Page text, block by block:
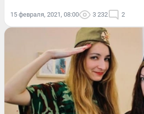
15 февраля, 2021, 08:00 3 232 2